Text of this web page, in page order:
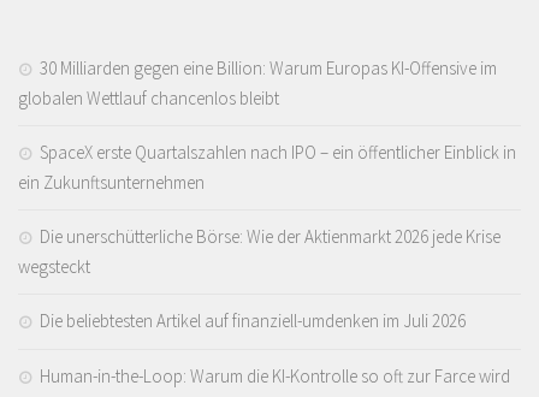
30 Milliarden gegen eine Billion: Warum Europas KI-Offensive im
globalen Wettlauf chancenlos bleibt
SpaceX erste Quartalszahlen nach IPO – ein öffentlicher Einblick in
ein Zukunftsunternehmen
Die unerschütterliche Börse: Wie der Aktienmarkt 2026 jede Krise
wegsteckt
Die beliebtesten Artikel auf finanziell-umdenken im Juli 2026
Human-in-the-Loop: Warum die KI-Kontrolle so oft zur Farce wird